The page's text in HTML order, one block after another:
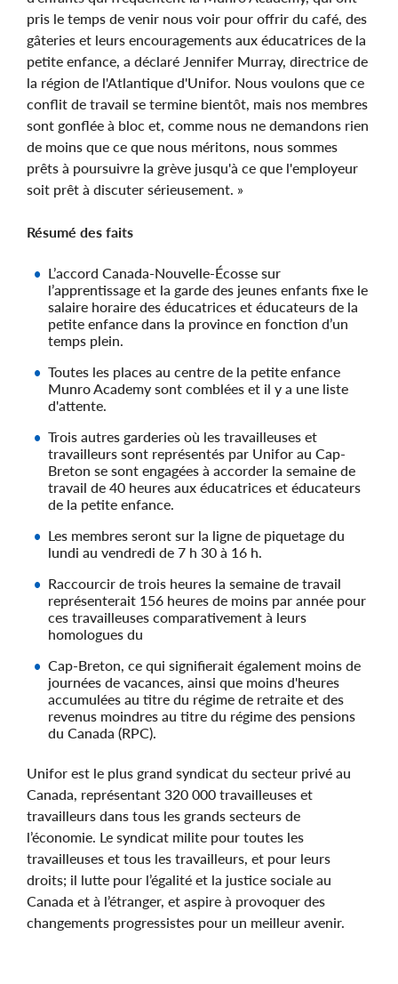
pris le temps de venir nous voir pour offrir du café, des
gâteries et leurs encouragements aux éducatrices de la
petite enfance, a déclaré Jennifer Murray, directrice de
la région de l'Atlantique d'Unifor. Nous voulons que ce
conflit de travail se termine bientôt, mais nos membres
sont gonflée à bloc et, comme nous ne demandons rien
de moins que ce que nous méritons, nous sommes
prêts à poursuivre la grève jusqu'à ce que l'employeur
soit prêt à discuter sérieusement. »
Résumé des faits
L’accord Canada-Nouvelle-Écosse sur
l’apprentissage et la garde des jeunes enfants fixe le
salaire horaire des éducatrices et éducateurs de la
petite enfance dans la province en fonction d’un
temps plein.
Toutes les places au centre de la petite enfance
Munro Academy sont comblées et il y a une liste
d'attente.
Trois autres garderies où les travailleuses et
travailleurs sont représentés par Unifor au Cap-
Breton se sont engagées à accorder la semaine de
travail de 40 heures aux éducatrices et éducateurs
de la petite enfance.
Les membres seront sur la ligne de piquetage du
lundi au vendredi de 7 h 30 à 16 h.
Raccourcir de trois heures la semaine de travail
représenterait 156 heures de moins par année pour
ces travailleuses comparativement à leurs
homologues du
Cap-Breton, ce qui signifierait également moins de
journées de vacances, ainsi que moins d'heures
accumulées au titre du régime de retraite et des
revenus moindres au titre du régime des pensions
du Canada (RPC).
Unifor est le plus grand syndicat du secteur privé au
Canada, représentant 320 000 travailleuses et
travailleurs dans tous les grands secteurs de
l’économie. Le syndicat milite pour toutes les
travailleuses et tous les travailleurs, et pour leurs
droits; il lutte pour l’égalité et la justice sociale au
Canada et à l’étranger, et aspire à provoquer des
changements progressistes pour un meilleur avenir.